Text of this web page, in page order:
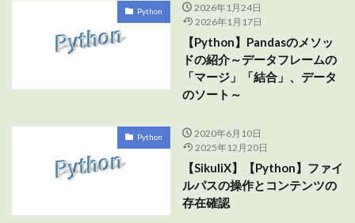
Python
2026年1月24日
2026年1月17日
【Python】Pandasのメソッ
ドの紹介～データフレームの
「マージ」「結合」、データ
のソート～
Python
2020年6月10日
2025年12月20日
【SikuliX】【Python】ファイ
ルパスの操作とコンテンツの
存在確認